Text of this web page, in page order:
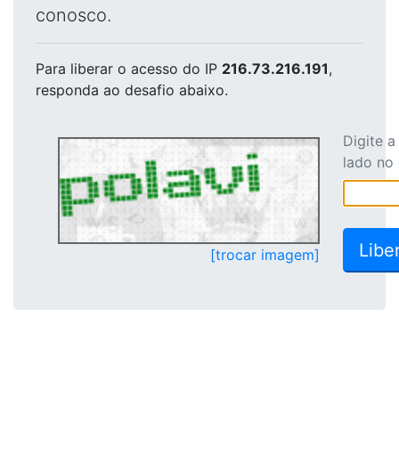
conosco.
Para liberar o acesso do IP 216.73.216.191,
responda ao desafio abaixo.
[trocar imagem]
Digite
lado no